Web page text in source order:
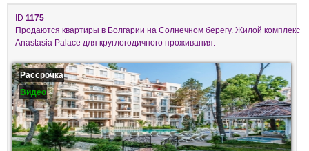
ID 1175
Продаются квартиры в Болгарии на Солнечном берегу. Жилой комплекс
Anastasia Palace для круглогодичного проживания.
Рассрочка
Видео